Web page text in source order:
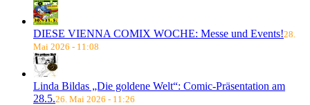
DIESE VIENNA COMIX WOCHE: Messe und Events!28.
Mai 2026 - 11:08
Linda Bildas „Die goldene Welt“: Comic-Präsentation am
28.5.26. Mai 2026 - 11:26